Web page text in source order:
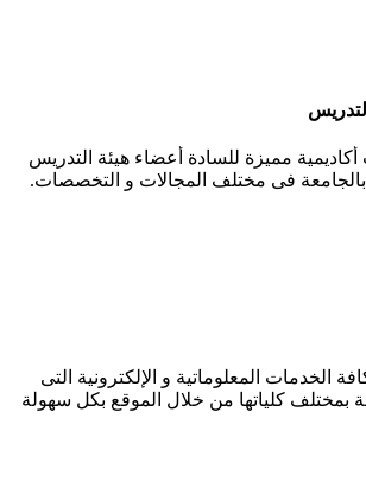
مميزة للسادة أعضاء هيئة التدريس
بالجامعة فى مختلف المجالات و التخصصات.
الخدمات المعلوماتية و الإلكترونية التى
بمختلف كلياتها من خلال الموقع بكل سهولة